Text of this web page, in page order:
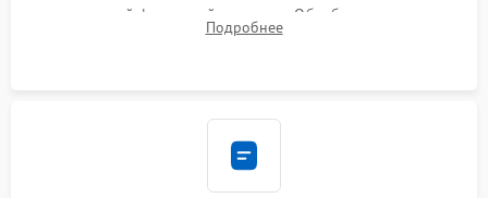
надежной фиксацией хомутами. Обработка стыков
герметиком для предотвращения возможных протечек воды.
Подробнее